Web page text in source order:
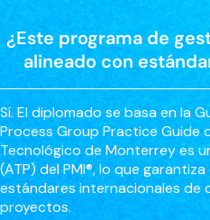
¿Este programa de
alineado con
Sí. El diplomado se basa en la
Process Group Practice Guide
Tecnológico de Monterrey es
(ATP) del PMI®, lo que
estándares internacionales de
proyectos.